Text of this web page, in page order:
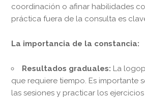
coordinación o afinar habilidades
práctica fuera de la consulta es
La importancia de la constancia:
Resultados graduales: La
que requiere tiempo. Es importante
las sesiones y practicar los